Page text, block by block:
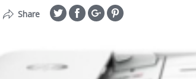
Share